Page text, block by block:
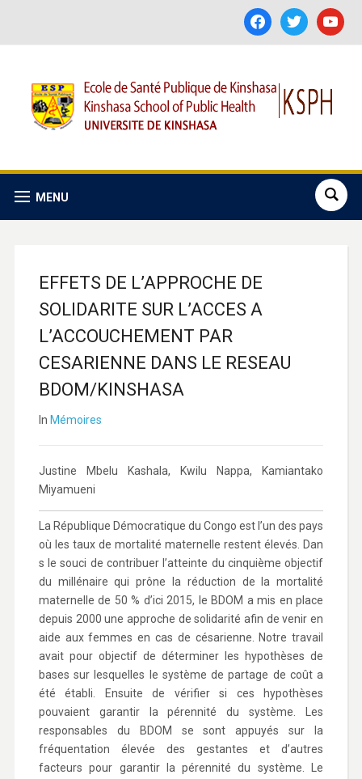
facebooktwitter youtube
MENU
EFFETS DE L’APPROCHE DE
SOLIDARITE SUR L’ACCES A
L’ACCOUCHEMENT PAR
CESARIENNE DANS LE RESEAU
BDOM/KINSHASA
In Mémoires
Justine Mbelu Kashala, Kwilu Nappa, Kamiantako
Miyamueni
La République Démocratique du Congo est l’un des pays
où les taux de mortalité maternelle restent élevés. Dan
s le souci de contribuer l’atteinte du cinquième objectif
du millénaire qui prône la réduction de la mortalité
maternelle de 50 % d’ici 2015, le BDOM a mis en place
depuis 2000 une approche de solidarité afin de venir en
aide aux femmes en cas de césarienne. Notre travail
avait pour objectif de déterminer les hypothèses de
bases sur lesquelles le système de partage de coût a
été établi. Ensuite de vérifier si ces hypothèses
pouvaient garantir la pérennité du système. Les
responsables du BDOM se sont appuyés sur la
fréquentation élevée des gestantes et d’autres
facteurs pour garantir la pérennité du système. Le